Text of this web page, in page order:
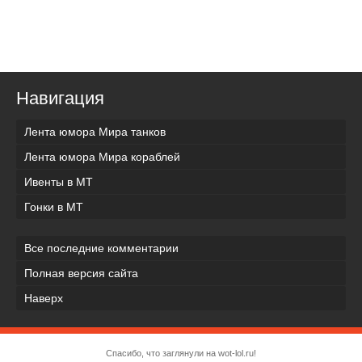
Навигация
Лента юмора Мира танков
Лента юмора Мира кораблей
Ивенты в МТ
Гонки в МТ
Все последние комментарии
Полная версия сайта
Наверх
Спасибо, что заглянули на wot-lol.ru!